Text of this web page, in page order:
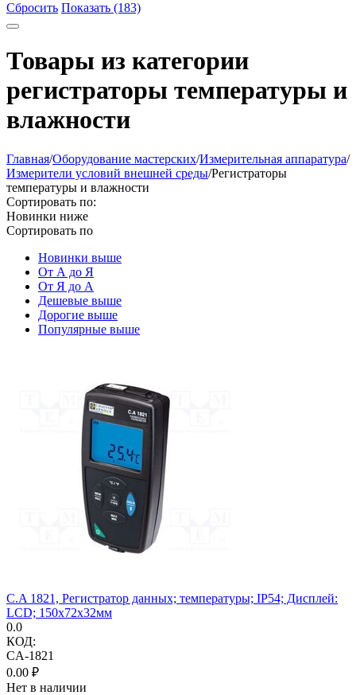
Сбросить Показать (183)
Товары из категории
регистраторы температуры и
влажности
Главная/Оборудование мастерских/Измерительная аппаратура/
Измерители условий внешней среды/Регистраторы
температуры и влажности
Сортировать по:
Новинки ниже
Сортировать по
Новинки выше
От А до Я
От Я до А
Дешевые выше
Дорогие выше
Популярные выше
C.A 1821, Регистратор данных; температуры; IP54; Дисплей:
LCD; 150x72x32мм
0.0
КОД:
CA-1821
0.00 ₽
Нет в наличии